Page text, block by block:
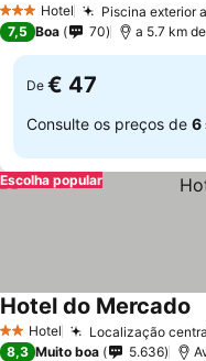
3 EstrelasHotel Piscina exterior
7,5 Boa 70 a 5.7 km
De € 47
Consulte os preços de 6
Escolha popular
2 Estrelas
Hotel Localização
Hotel do Mercado
8,3 Muito boa 5.636